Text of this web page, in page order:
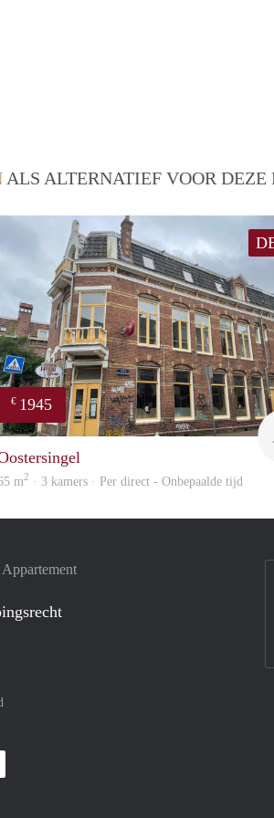
ALS ALTERNATIEF VOOR DEZE
€ 1945
m2 · 3 kamers · Per direct - Onbepaalde tijd
Mastercard
af met Meastro